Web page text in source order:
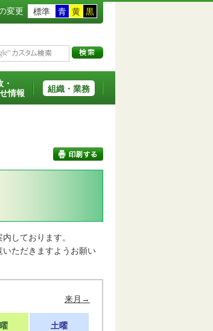
変更 標準 青 黄 黒
・
情報
組織・業務
しております。
ただきますようお願い
来月→
土曜